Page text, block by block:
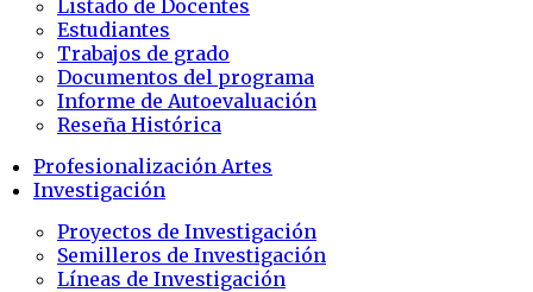
Listado de Docentes
Estudiantes
Trabajos de grado
Documentos del programa
Informe de Autoevaluación
Reseña Histórica
Profesionalización Artes
Investigación
Proyectos de Investigación
Semilleros de Investigación
Líneas de Investigación